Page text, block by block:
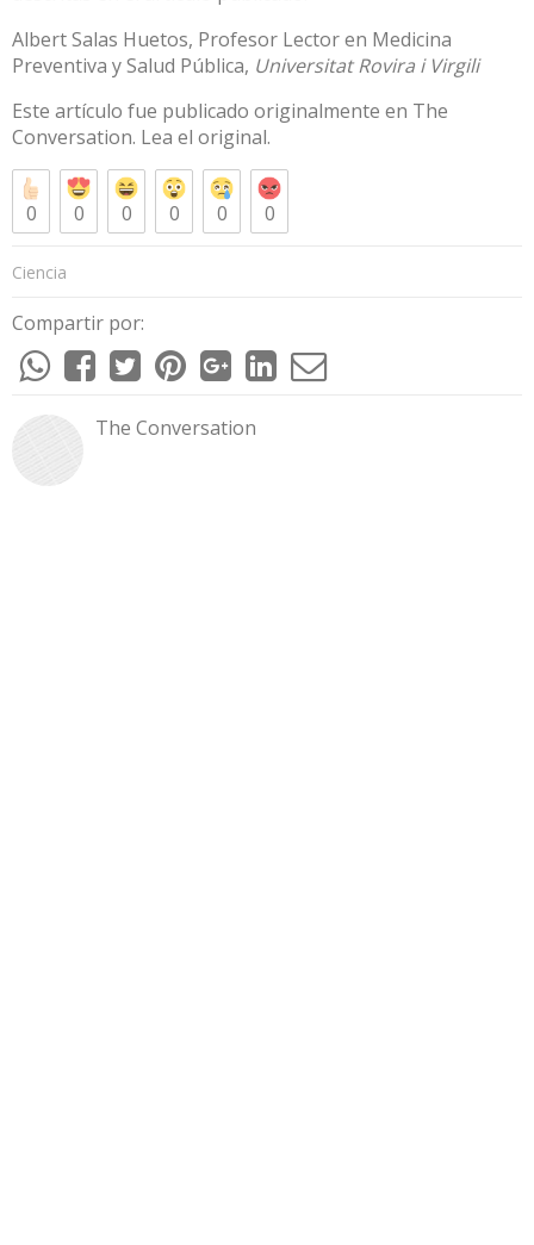
Albert Salas Huetos, Profesor Lector en Medicina
Preventiva y Salud Pública, Universitat Rovira i Virgili
Este artículo fue publicado originalmente en The
Conversation. Lea el original.
0 0 0 0 0 0
Ciencia
Compartir por:
The Conversation